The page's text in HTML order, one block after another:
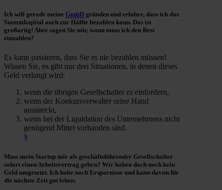
Ich will gerade meine GmbH gründen und erfahre, dass ich das
Stammkapital auch zur Hälfte bezahlen kann. Das ist
großartig! Aber sagen Sie mir, wann muss ich den Rest
einzahlen?
Es kann passieren, dass Sie es nie bezahlen müssen!
Wissen Sie, es gibt nur drei Situationen, in denen dieses
Geld verlangt wird:
wenn die übrigen Gesellschafter es einfordern,
wenn der Konkursverwalter seine Hand
ausstreckt,
wenn bei der Liquidation des Unternehmens nicht
genügend Mittel vorhanden sind.
§
Muss mein Startup mir als geschäftsführender Gesellschafter
sofort einen Arbeitsvertrag geben? Wir haben doch noch kein
Geld umgesetzt. Ich habe noch Ersparnisse und kann davon für
die nächste Zeit gut leben.